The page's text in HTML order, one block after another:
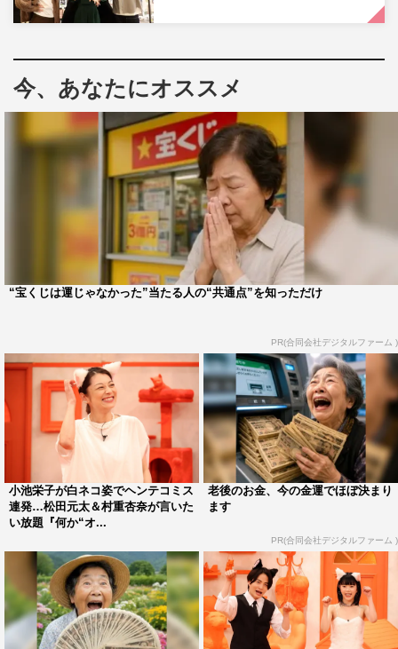
例えば、最初の出題者が「りんご しりとり」とお題を発
「りんご 連想」と発表した場合は“りんご”から連想され
るワードを答えなければならない。しりとり、連想以外に
も“キレる”という追加要素があり、前の出題者がお題に“キ
レる”を付けた場合は、次の出題者はキレる演技をしなが
らお題をつながなければならない。
さらに、追加要素を“キレる”だけでなく、“シャクレる”“コ
ビる”にチェンジする新たなルールを導入。前の出題者が
お題に“シャクレる”“コビる”を付けた場合は、次の出題者
はシャクレたりコビたりしながらお題をつながなければな
らない。
ドラマ『時をかける少女』（2016年／日本テレビ系）で
黒島と共演経験のある菊池は「チームワーク抜群なので強
いですよ」と自信満々だが、結果はいかに。そして、和や
かにゲームが進行する中、春日に起こった思わぬハプニン
グに黒島が涙を流し大爆笑。一体春日に何が起こったの
番組情報
フジテレビ系
2023年11月20日（月）午後11時～11時40分
MC：菊池風磨（Sexy Zone）、長谷川忍（シソンヌ）
今、あなたにオススメ
“宝くじは運じゃなかった”当たる人の“共通点”を知っただけ
PR(合同会社デジタルファーム )
小池栄子が白ネコ姿でヘンテコミス
連発…松田元太＆村重杏奈が言いた
い放題『何か“オ...
老後のお金、今の金運でほぼ決まり
ます
PR(合同会社デジタルファーム )